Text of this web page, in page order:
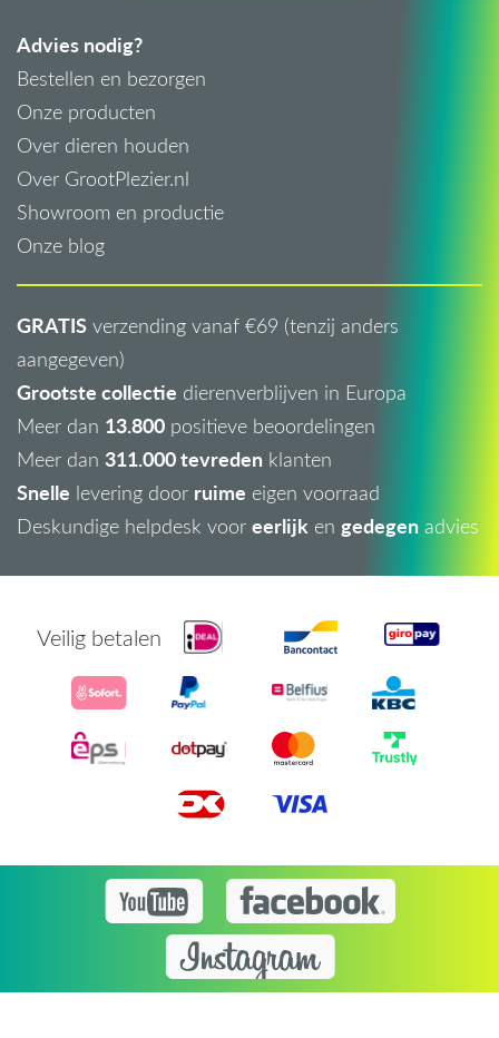
Advies nodig?
Bestellen en bezorgen
Onze producten
Over dieren houden
Over GrootPlezier.nl
Showroom en productie
Onze blog
GRATIS verzending vanaf €69 (tenzij anders
aangegeven)
Grootste collectie dierenverblijven in Europa
Meer dan 13.800 positieve beoordelingen
Meer dan 311.000 tevreden klanten
Snelle levering door ruime eigen voorraad
Deskundige helpdesk voor eerlijk en gedegen advies
Veilig betalen